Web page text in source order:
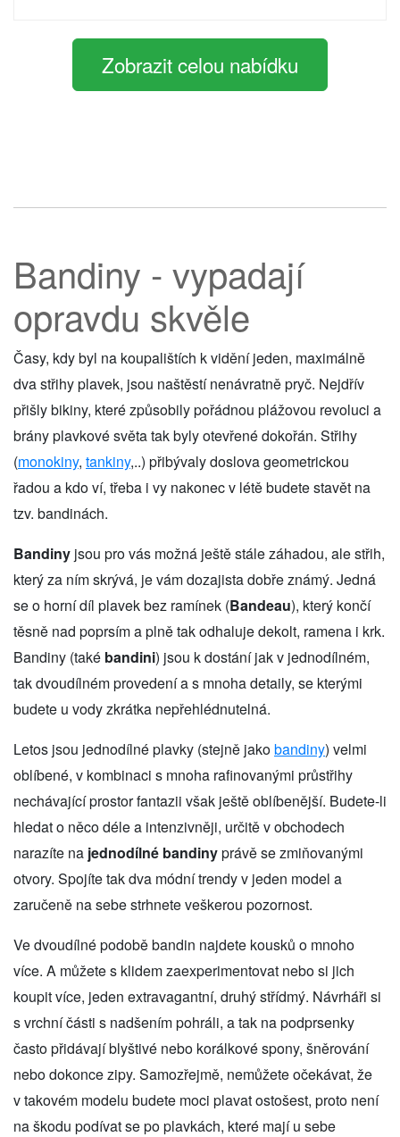
Zobrazit celou nabídku
Bandiny - vypadají
opravdu skvěle
Časy, kdy byl na koupalištích k vidění jeden, maximálně
dva střihy plavek, jsou naštěstí nenávratně pryč. Nejdřív
přišly bikiny, které způsobily pořádnou plážovou revoluci a
brány plavkové světa tak byly otevřené dokořán. Střihy
(monokiny, tankiny,..) přibývaly doslova geometrickou
řadou a kdo ví, třeba i vy nakonec v létě budete stavět na
tzv. bandinách.
Bandiny jsou pro vás možná ještě stále záhadou, ale střih,
který za ním skrývá, je vám dozajista dobře známý. Jedná
se o horní díl plavek bez ramínek (Bandeau), který končí
těsně nad poprsím a plně tak odhaluje dekolt, ramena i krk.
Bandiny (také bandini) jsou k dostání jak v jednodílném,
tak dvoudílném provedení a s mnoha detaily, se kterými
budete u vody zkrátka nepřehlédnutelná.
Letos jsou jednodílné plavky (stejně jakobandiny) velmi
oblíbené, v kombinaci s mnoha rafinovanými průstřihy
nechávající prostor fantazii však ještě oblíbenější. Budete-li
hledat o něco déle a intenzivněji, určitě v obchodech
narazíte na jednodílné bandinyprávě se zmiňovanými
otvory. Spojíte tak dva módní trendy v jeden model a
zaručeně na sebe strhnete veškerou pozornost.
Ve dvoudílné podobě bandin najdete kousků o mnoho
více. A můžete s klidem zaexperimentovat nebo si jich
koupit více, jeden extravagantní, druhý střídmý. Návrháři si
s vrchní části s nadšením pohráli, a tak na podprsenky
často přidávají blyštivé nebo korálkové spony, šněrování
nebo dokonce zipy. Samozřejmě, nemůžete očekávat, že
v takovém modelu budete moci plavat ostošest, proto není
na škodu podívat se po plavkách, které mají u sebe